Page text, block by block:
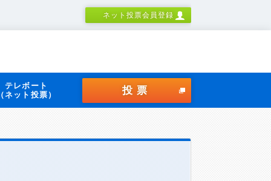
ネット投票会員登録
テレボート
（ネット投票）
投票